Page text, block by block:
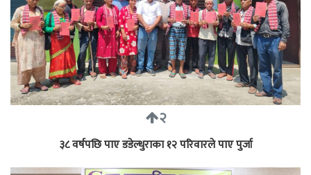
२
३८ वर्षपछि पाए डडेल्धुराका १२ परिवारले पाए पुर्जा